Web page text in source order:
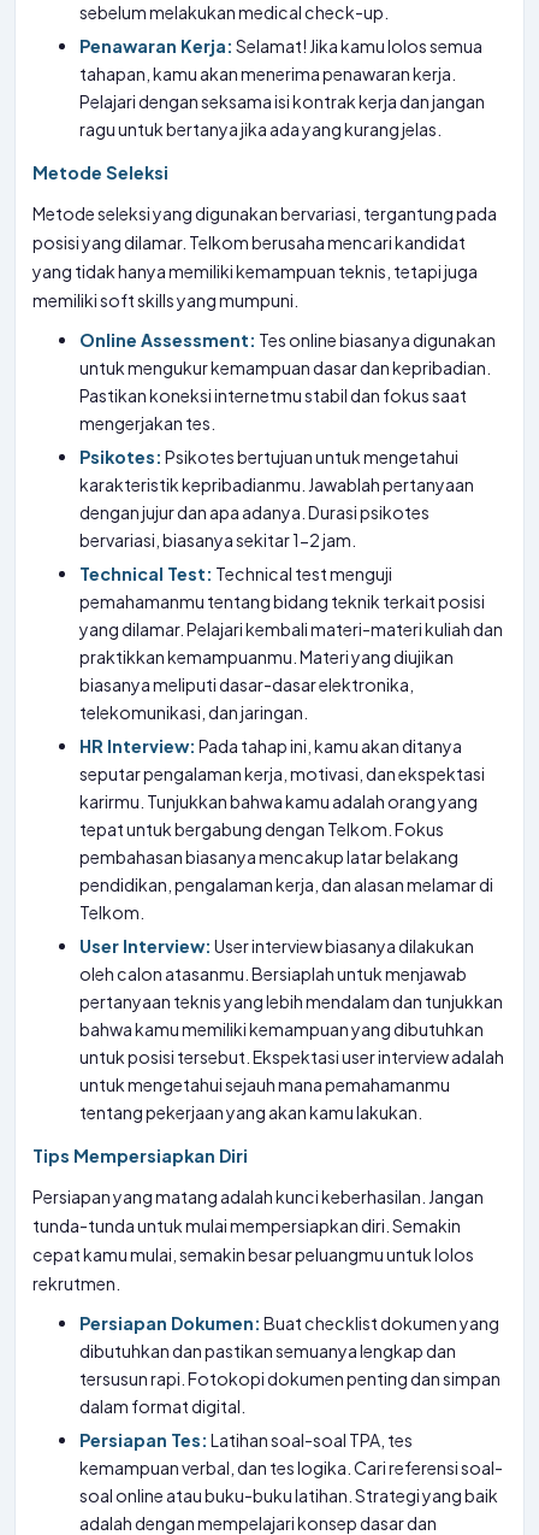
sebelum melakukan medical check-up.
Penawaran Kerja: Selamat! Jika kamu lolos semua
tahapan, kamu akan menerima penawaran kerja.
Pelajari dengan seksama isi kontrak kerja dan jangan
ragu untuk bertanya jika ada yang kurang jelas.
Metode Seleksi
Metode seleksi yang digunakan bervariasi, tergantung pada
posisi yang dilamar. Telkom berusaha mencari kandidat
yang tidak hanya memiliki kemampuan teknis, tetapi juga
memiliki soft skills yang mumpuni.
Online Assessment: Tes online biasanya digunakan
untuk mengukur kemampuan dasar dan kepribadian.
Pastikan koneksi internetmu stabil dan fokus saat
mengerjakan tes.
Psikotes: Psikotes bertujuan untuk mengetahui
karakteristik kepribadianmu. Jawablah pertanyaan
dengan jujur dan apa adanya. Durasi psikotes
bervariasi, biasanya sekitar 1-2 jam.
Technical Test: Technical test menguji
pemahamanmu tentang bidang teknik terkait posisi
yang dilamar. Pelajari kembali materi-materi kuliah dan
praktikkan kemampuanmu. Materi yang diujikan
biasanya meliputi dasar-dasar elektronika,
telekomunikasi, dan jaringan.
HR Interview: Pada tahap ini, kamu akan ditanya
seputar pengalaman kerja, motivasi, dan ekspektasi
karirmu. Tunjukkan bahwa kamu adalah orang yang
tepat untuk bergabung dengan Telkom. Fokus
pembahasan biasanya mencakup latar belakang
pendidikan, pengalaman kerja, dan alasan melamar di
Telkom.
User Interview: User interview biasanya dilakukan
oleh calon atasanmu. Bersiaplah untuk menjawab
pertanyaan teknis yang lebih mendalam dan tunjukkan
bahwa kamu memiliki kemampuan yang dibutuhkan
untuk posisi tersebut. Ekspektasi user interview adalah
untuk mengetahui sejauh mana pemahamanmu
tentang pekerjaan yang akan kamu lakukan.
Tips Mempersiapkan Diri
Persiapan yang matang adalah kunci keberhasilan. Jangan
tunda-tunda untuk mulai mempersiapkan diri. Semakin
cepat kamu mulai, semakin besar peluangmu untuk lolos
rekrutmen.
Persiapan Dokumen: Buat checklist dokumen yang
dibutuhkan dan pastikan semuanya lengkap dan
tersusun rapi. Fotokopi dokumen penting dan simpan
dalam format digital.
Persiapan Tes: Latihan soal-soal TPA, tes
kemampuan verbal, dan tes logika. Cari referensi soal-
soal online atau buku-buku latihan. Strategi yang baik
adalah dengan mempelajari konsep dasar dan